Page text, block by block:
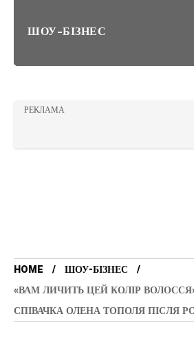
ШОУ-БІЗНЕС
РЕКЛАМА
HOME
ШОУ-БІЗНЕС
«ВАМ ЛИЧИТЬ ЦЕЙ КОЛІР
СПІВАЧКА ОЛЕНА ТОПОЛЯ ПІСЛЯ